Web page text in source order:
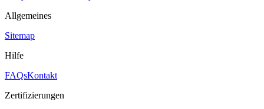
Allgemeines
Sitemap
Hilfe
FAQsKontakt
Zertifizierungen